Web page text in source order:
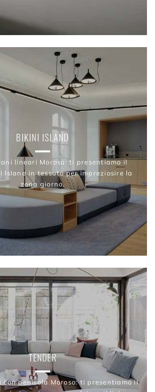
BIKINI ISLAND
lineari Moroso: ti presentiamo il
Island in tessuto per impreziosire la
zona giorno.
TENDER
penisola Moroso: ti presentiamo il